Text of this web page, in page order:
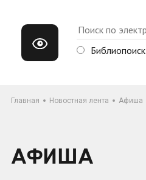
Библиопоиск
Главная Новостная лента Афиша
АФИША